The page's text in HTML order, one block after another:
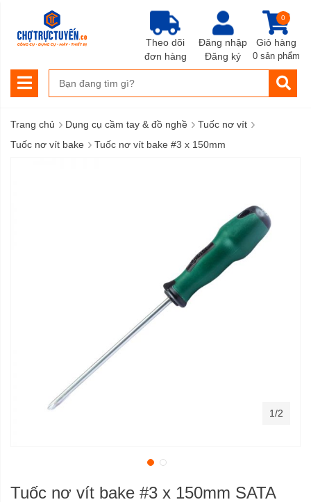
Đăng nhập
Đăng ký
Giỏ hàng
0
0 sản phẩm
Theo dõi
đơn hàng
Trang chủ › Dụng cụ cầm tay & đồ nghề › Tuốc nơ vít ›
Tuốc nơ vít bake › Tuốc nơ vít bake #3 x 150mm
Tuốc nơ vít bake #3 x 150mm SATA
1/2